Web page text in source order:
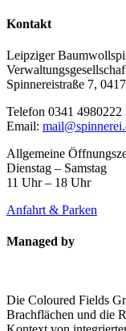
Kontakt
Leipziger
Spinnereistraße 7,
Telefon 0341 4980222
Email:
Allgemeine
Dienstag – Samstag
11 Uhr – 18 Uhr
Anfahrt & Parken
Managed by
Die Coloured Fields
Brachflächen und die